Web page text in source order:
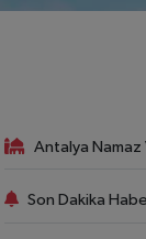
Antalya Namaz
Son Dakika